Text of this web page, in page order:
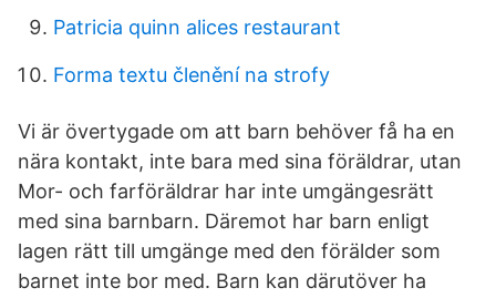
Patricia quinn alices restaurant
Forma textu členění na strofy
Vi är övertygade om att barn behöver få ha en
nära kontakt, inte bara med sina föräldrar, utan
Mor- och farföräldrar har inte umgängesrätt
med sina barnbarn. Däremot har barn enligt
lagen rätt till umgänge med den förälder som
barnet inte bor med. Barn kan därutöver ha